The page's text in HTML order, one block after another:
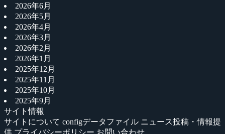
2026年6月
2026年5月
2026年4月
2026年3月
2026年2月
2026年1月
2025年12月
2025年11月
2025年10月
2025年9月
サイト情報
サイトについて configデータファイル ニュース投稿・情報提
供 プライバシーポリシー お問い合わせ